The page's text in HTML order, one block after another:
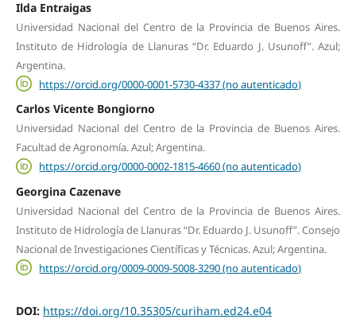
Ilda Entraigas
Universidad Nacional del Centro de la Provincia de Buenos Aires.
Instituto de Hidrología de Llanuras “Dr. Eduardo J. Usunoff”. Azul;
Argentina.
https://orcid.org/0000-0001-5730-4337 (no autenticado)
Carlos Vicente Bongiorno
Universidad Nacional del Centro de la Provincia de Buenos Aires.
Facultad de Agronomía. Azul; Argentina.
https://orcid.org/0000-0002-1815-4660 (no autenticado)
Georgina Cazenave
Universidad Nacional del Centro de la Provincia de Buenos Aires.
Instituto de Hidrología de Llanuras “Dr. Eduardo J. Usunoff”. Consejo
Nacional de Investigaciones Científicas y Técnicas. Azul; Argentina.
https://orcid.org/0009-0009-5008-3290 (no autenticado)
DOI: https://doi.org/10.35305/curiham.ed24.e04